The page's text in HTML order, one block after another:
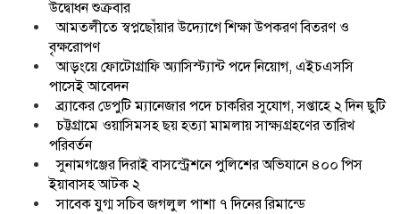
উদ্বোধন শুক্রবার
আমতলীতে স্বপ্নছোঁয়ার উদ্যোগে শিক্ষা উপকরণ বিতরণ ও
বৃক্ষরোপণ
আড়ংয়ে ফোটোগ্রাফি অ্যাসিস্ট্যান্ট পদে নিয়োগ, এইচএসসি
পাসেই আবেদন
ব্র্যাকের ডেপুটি ম্যানেজার পদে চাকরির সুযোগ, সপ্তাহে ২ দিন ছুটি
চট্টগ্রামে ওয়াসিমসহ ছয় হত্যা মামলায় সাক্ষ্যগ্রহণের তারিখ
পরিবর্তন
সুনামগঞ্জের দিরাই বাসস্ট্রেশনে পুলিশের অভিযানে ৪০০ পিস
ইয়াবাসহ আটক ২
সাবেক যুগ্ম সচিব জগলুল পাশা ৭ দিনের রিমান্ডে